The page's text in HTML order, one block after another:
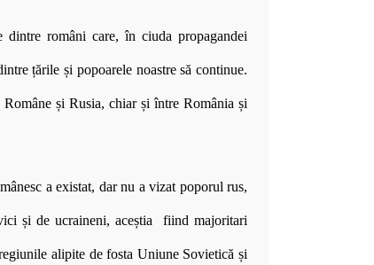
români care, în ciuda propagandei
țările și popoarele noastre să continue.
și Rusia, chiar și între România și
a existat, dar nu a vizat poporul rus,
și de ucraineni, aceștia fiind majoritari
alipite de fosta Uniune Sovietică și